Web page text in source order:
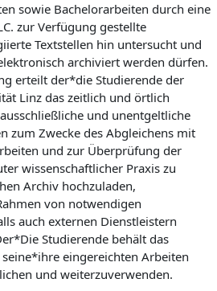
sowie Bachelorarbeiten durch eine
zur Verfügung gestellte
Textstellen hin untersucht und
archiviert werden dürfen.
erteilt der*die Studierende der
Linz das zeitlich und örtlich
und unentgeltliche
zum Zwecke des Abgleichens mit
und zur Überprüfung der
wissenschaftlicher Praxis zu
Archiv hochzuladen,
von notwendigen
auch externen Dienstleistern
Studierende behält das
eingereichten Arbeiten
und weiterzuverwenden.